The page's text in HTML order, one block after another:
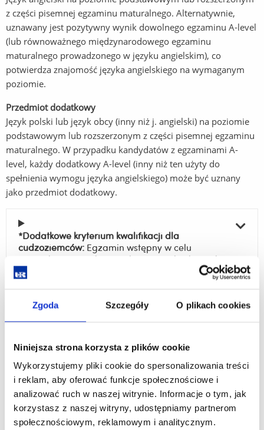
Zgoda Szczegóły O plikach cookies
Niniejsza strona korzysta z plików cookie
Wykorzystujemy pliki cookie do spersonalizowania treści
i reklam, aby oferować funkcje społecznościowe i
analizować ruch w naszej witrynie. Informacje o tym, jak
korzystasz z naszej witryny, udostępniamy partnerom
społecznościowym, reklamowym i analitycznym.
z części pisemnej egzaminu maturalnego. Alternatywnie,
uznawany jest pozytywny wynik dowolnego egzaminu A-level
(lub równoważnego międzynarodowego egzaminu
maturalnego prowadzonego w języku angielskim), co
potwierdza znajomość języka angielskiego na wymaganym
poziomie.
Przedmiot dodatkowy
Język polski lub język obcy (inny niż j. angielski) na poziomie
podstawowym lub rozszerzonym z części pisemnej egzaminu
maturalnego. W przypadku kandydatów z egzaminami A-
level, każdy dodatkowy A-level (inny niż ten użyty do
spełnienia wymogu języka angielskiego) może być uznany
jako przedmiot dodatkowy.
*Dodatkowe kryterium kwalifikacji dla
cudzoziemców: Egzamin wstępny w celu
sprawdzenia wiedzy w zakresie niezbędnym do
podjęcia studiów
Zasady przeliczania wyników znajdują siętutaj.
Opis kierunku i/lub specjalności znajduje siętutaj.
Więcej informacji o kierunku znajduje siętutaj.